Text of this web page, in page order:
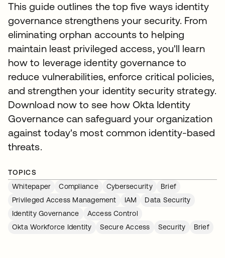
This guide outlines the top five ways identity
governance strengthens your security. From
eliminating orphan accounts to helping
maintain least privileged access, you'll learn
how to leverage identity governance to
reduce vulnerabilities, enforce critical policies,
and strengthen your identity security strategy.
Download now to see how Okta Identity
Governance can safeguard your organization
against today's most common identity-based
threats.
TOPICS
Whitepaper
Compliance Cybersecurity
Brief
Privileged Access Management
IAM
Data Security
Identity Governance
Access Control
Okta Workforce Identity
Secure Access Security Brief